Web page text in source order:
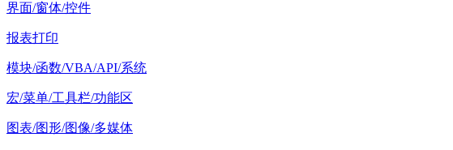
界面/窗体/控件
报表打印
模块/函数/VBA/API/系统
宏/菜单/工具栏/功能区
图表/图形/图像/多媒体